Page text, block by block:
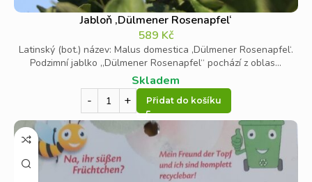
Jabloň ‚Dülmener Rosenapfel‘
589 Kč
Latinský (bot.) název: Malus domestica ‚Dülmener Rosenapfel‘.
Podzimní jablko „Dülmener Rosenapfel“ pochází z oblas...
Skladem
Přidat do košíku